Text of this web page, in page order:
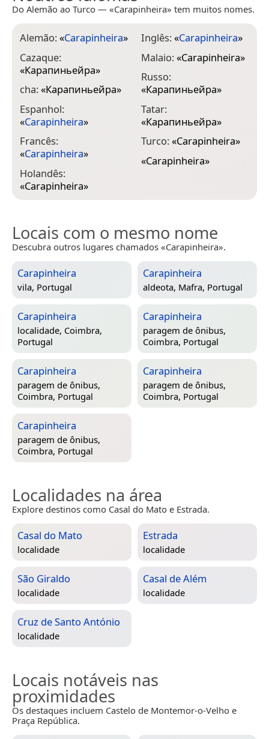
Do Alemão ao Turco — «Carapinheira» tem muitos nomes.
Alemão:«Carapinheira»
Cazaque:
«Карапиньейра»
cha:«Карапиньейра»
Espanhol:
«Carapinheira»
Francês:
«Carapinheira»
Holandês:
«Carapinheira»
Inglês:«Carapinheira»
Malaio:«Carapinheira»
Russo:
«Карапиньейра»
Tatar:
«Карапиньейра»
Turco:«Carapinheira»
«Carapinheira»
Locais com o mesmo nome
Descubra outros lugares chamados «Carapinheira».
Carapinheira
vila, Portugal
Carapinheira
aldeota, Mafra, Portugal
Carapinheira
localidade, Coimbra,
Portugal
Carapinheira
paragem de ônibus,
Coimbra, Portugal
Carapinheira
paragem de ônibus,
Coimbra, Portugal
Carapinheira
paragem de ônibus,
Coimbra, Portugal
Carapinheira
paragem de ônibus,
Coimbra, Portugal
Localidades na área
Explore destinos como Casal do Mato e Estrada.
Casal do Mato
localidade
Estrada
localidade
São Giraldo
localidade
Casal de Além
localidade
Cruz de Santo António
localidade
Locais notáveis nas
proximidades
Os destaques incluem Castelo de Montemor-o-Velho e
Praça República.